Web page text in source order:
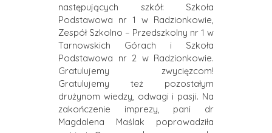
następujących szkół: Szkoła
Podstawowa nr 1 w Radzionkowie,
Zespół Szkolno – Przedszkolny nr 1 w
Tarnowskich Górach i Szkoła
Podstawowa nr 2 w Radzionkowie.
Gratulujemy zwycięzcom!
Gratulujemy też pozostałym
drużynom wiedzy, odwagi i pasji. Na
zakończenie imprezy, pani dr
Magdalena Maślak poprowadziła